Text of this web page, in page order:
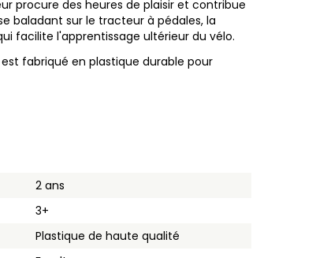
procure des heures de plaisir et contribue
baladant sur le tracteur à pédales, la
facilite l'apprentissage ultérieur du vélo.
fabriqué en plastique durable pour
à la direction Ackerman
2 ans
3+
Plastique de haute qualité